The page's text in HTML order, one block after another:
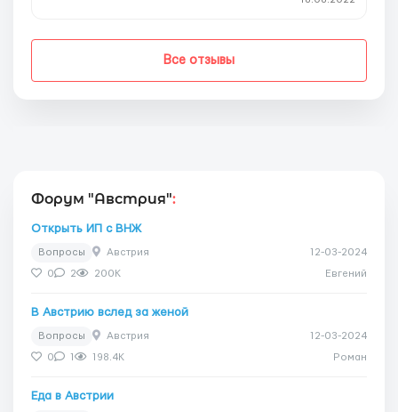
Все отзывы
Форум "Австрия":
Открыть ИП с ВНЖ
Вопросы Австрия 12-03-2024
0 2 200K Евгений
В Австрию вслед за женой
Вопросы Австрия 12-03-2024
0 198.4K Роман
Еда в Австрии